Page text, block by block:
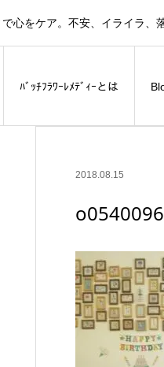
心をケア。不安、イライラ、
ﾊﾞｯﾁﾌﾗﾜｰﾚﾒﾃﾞｨｰとは
2018.08.15